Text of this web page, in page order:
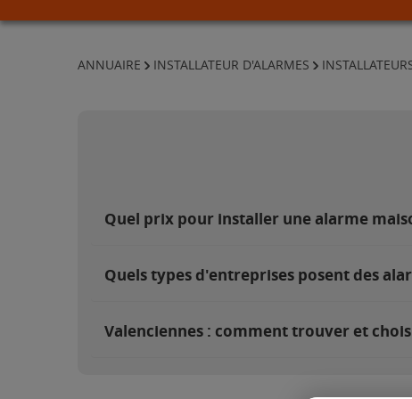
ANNUAIRE INSTALLATEUR D'ALARMES
Quel prix pour installer une alarme
Quels types d'entreprises posent des
Valenciennes : comment trouver et